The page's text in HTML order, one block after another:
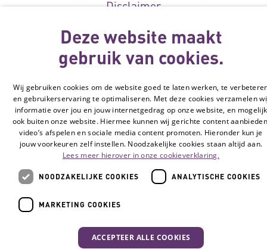
Disclaimer
© Vilans, 2026
Deze website maakt
gebruik van cookies.
Wij gebruiken cookies om de website goed te laten werken, te
en gebruikerservaring te optimaliseren. Met deze cookies verzamelen
informatie over jou en jouw internetgedrag op onze website, en mogelijk
ook buiten onze website. Hiermee kunnen wij gerichte content
video’s afspelen en sociale media content promoten. Hieronder kun je
jouw voorkeuren zelf instellen. Noodzakelijke cookies staan altijd aan.
Lees meer hierover in onze cookieverklaring.
NOODZAKELIJKE COOKIES ANALYTISCHE COOKIES
MARKETING COOKIES
ACCEPTEER ALLE COOKIES